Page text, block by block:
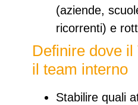
(aziende,
ricorrenti) e
Definire dove
il team interno
Stabilire quali